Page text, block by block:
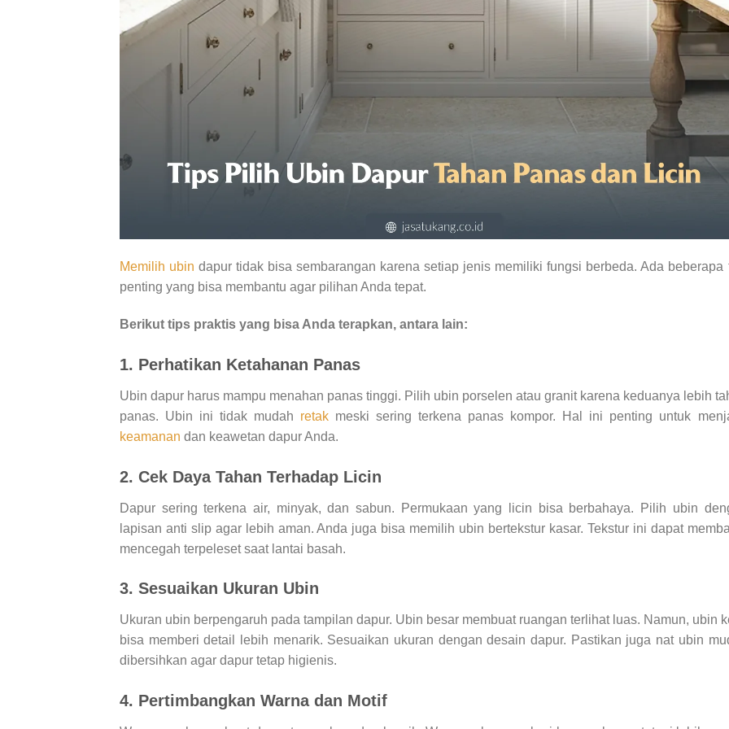
Memilih ubin dapur tidak bisa sembarangan karena setiap jenis memiliki fungsi berbeda. Ada beberapa
penting yang bisa membantu agar pilihan Anda tepat.
Berikut tips praktis yang bisa Anda terapkan, antara lain:
1. Perhatikan Ketahanan Panas
Ubin dapur harus mampu menahan panas tinggi. Pilih ubin porselen atau granit karena keduanya lebih
panas. Ubin ini tidak mudah retak meski sering terkena panas kompor. Hal ini penting untuk
keamanan dan keawetan dapur Anda.
2. Cek Daya Tahan Terhadap Licin
Dapur sering terkena air, minyak, dan sabun. Permukaan yang licin bisa berbahaya. Pilih ubin
lapisan anti slip agar lebih aman. Anda juga bisa memilih ubin bertekstur kasar. Tekstur ini dapat
mencegah terpeleset saat lantai basah.
3. Sesuaikan Ukuran Ubin
Ukuran ubin berpengaruh pada tampilan dapur. Ubin besar membuat ruangan terlihat luas. Namun, ubin
bisa memberi detail lebih menarik. Sesuaikan ukuran dengan desain dapur. Pastikan juga nat ubin
dibersihkan agar dapur tetap higienis.
4. Pertimbangkan Warna dan Motif